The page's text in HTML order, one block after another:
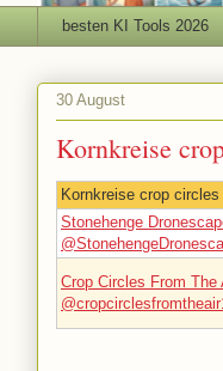
besten KI Tools 2026
30 August
Kornkreise
Kornkreise crop
Stonehenge
Crop Circles From The